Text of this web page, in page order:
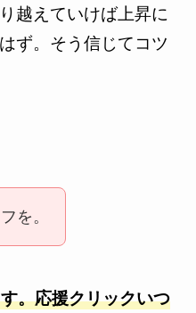
越えていけば上昇に
ず。そう信じてコツ
を。
。応援クリックいつ